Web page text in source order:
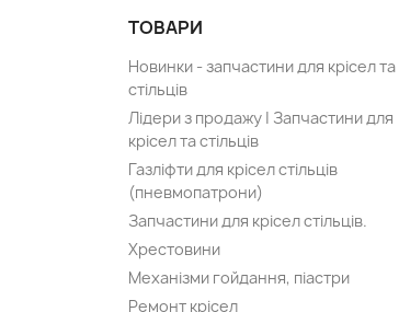
ТОВАРИ
Новинки - запчастини для крісел та
стільців
Лідери з продажу | Запчастини для
крісел та стільців
Газліфти для крісел стільців
(пневмопатрони)
Запчастини для крісел стільців.
Хрестовини
Механізми гойдання, піастри
Ремонт крісел